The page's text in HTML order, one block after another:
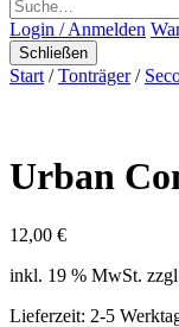
Login / Anmelden
Schließen
Start /Tonträger/
Urban
12,00 €
inkl. 19 % MwSt.
Lieferzeit: 2-5